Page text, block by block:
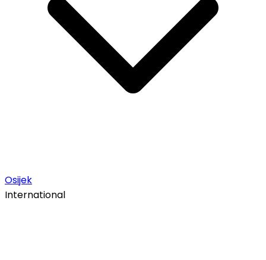
Osijek
International